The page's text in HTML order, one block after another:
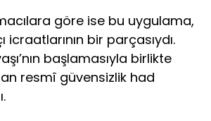
göre ise bu uygulama,
icraatlarının bir parçasıydı.
başlamasıyla birlikte
resmî güvensizlik had